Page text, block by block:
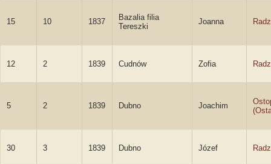
15 10 1837
Bazalia filia
Tereszki
Joanna
12 2 1839 Cudnów Zofia
5 2 1839 Dubno Joachim
30 3 1839 Dubno Józef